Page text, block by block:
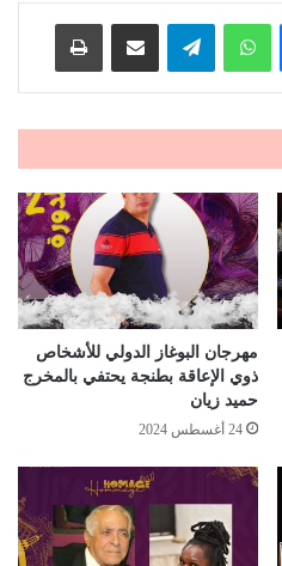
ماسنجر واتساب تيلقرام مشاركة عبر البريد طباعة
مهرجان البوغاز الدولي للأشخاص
ذوي الإعاقة بطنجة يحتفي بالمخرج
حميد زيان
24 أغسطس 2024